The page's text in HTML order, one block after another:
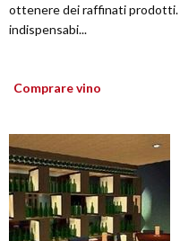
ottenere dei raffinati prodotti.
indispensabi...
Comprare vino